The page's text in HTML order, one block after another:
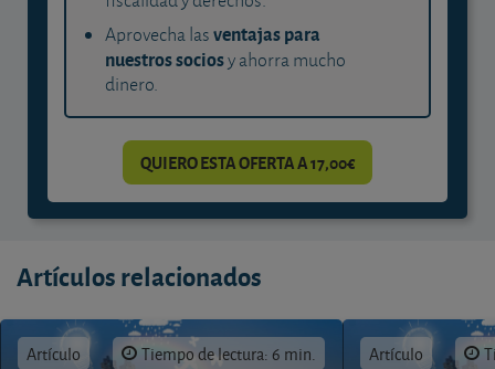
Aprovecha lasventajas para
nuestros sociosy ahorra mucho
dinero.
QUIERO ESTA OFERTA A 17,00€
Artículos relacionados
Artículo Tiempo de lectura: 6 min. Artículo